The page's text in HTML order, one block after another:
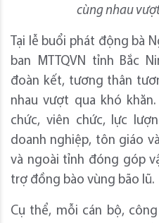
cùng nhau
Tại lễ buổi phát động bà
ban MTTQVN tỉnh Bắc
đoàn kết, tương thân
nhau vượt qua khó
chức, viên chức, lực
doanh nghiệp, tôn giáo
và ngoài tỉnh đóng góp
trợ đồng bào vùng bão lũ.
Cụ thể, mỗi cán bộ,